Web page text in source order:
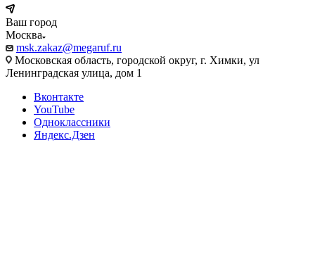
Ваш город
Москва
msk.zakaz@megaruf.ru
Московская область, городской округ, г. Химки, ул
Ленинградская улица, дом 1
Вконтакте
YouTube
Одноклассники
Яндекс.Дзен